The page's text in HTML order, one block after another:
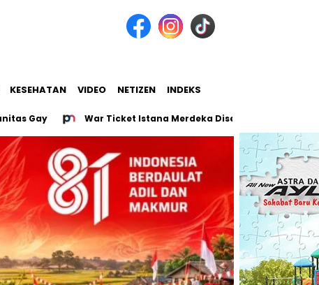
KESEHATAN VIDEO NETIZEN INDEKS
War Ticket Istana Merdeka Diserbu, 128.331 Orang Berebut